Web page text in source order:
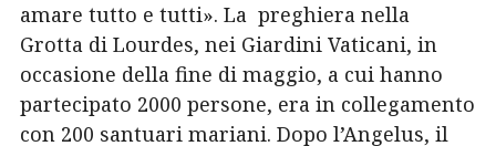
amare tutto e tutti». La preghiera nella
Grotta di Lourdes, nei Giardini Vaticani, in
occasione della fine di maggio, a cui hanno
partecipato 2000 persone, era in collegamento
con 200 santuari mariani. Dopo l’Angelus, il